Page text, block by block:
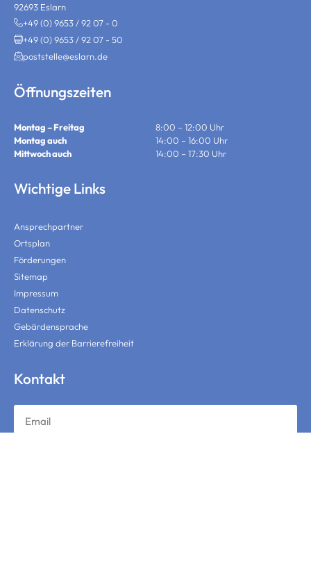
92693 Eslarn
+49 (0) 9653 / 92 07 - 0
+49 (0) 9653 / 92 07 - 50
poststelle@eslarn.de
Öffnungszeiten
Montag – Freitag
8:00 – 12:00 Uhr
Montag auch
14:00 – 16:00 Uhr
Mittwoch auch
14:00 – 17:30 Uhr
Wichtige Links
Ansprechpartner
Ortsplan
Förderungen
Sitemap
Impressum
Datenschutz
Gebärdensprache
Erklärung der Barrierefreiheit
Kontakt